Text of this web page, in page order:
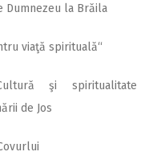
Dumnezeu la Brăila
viaţă spirituală“
şi spiritualitate
de Jos